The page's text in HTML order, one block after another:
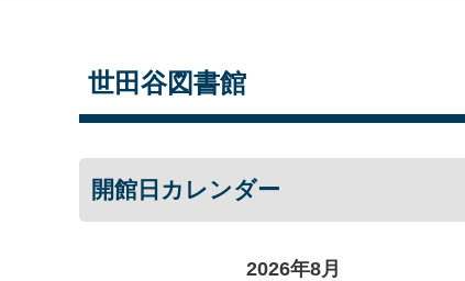
世田谷図書館
開館日カレンダー
2026年8月